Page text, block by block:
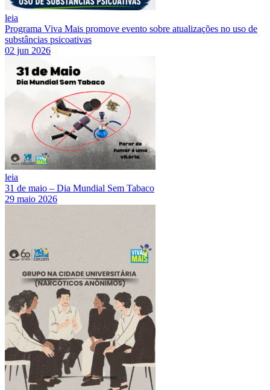
leia
Programa Viva Mais promove evento sobre atualizações no uso de
substâncias psicoativas
02 jun 2026
leia
31 de maio – Dia Mundial Sem Tabaco
29 maio 2026